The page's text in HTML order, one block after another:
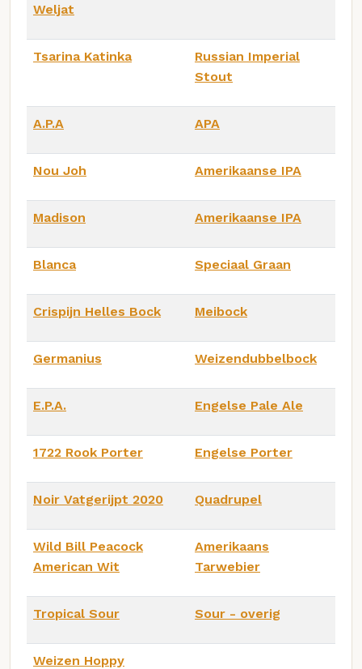
Weljat
Tsarina Katinka
Russian Imperial
Stout
A.P.A APA
Nou Joh Amerikaanse IPA
Madison Amerikaanse IPA
Blanca Speciaal Graan
Crispijn Helles Bock Meibock
Germanius Weizendubbelbock
E.P.A. Engelse Pale Ale
1722 Rook Porter Engelse Porter
Noir Vatgerijpt 2020 Quadrupel
Wild Bill Peacock
American Wit
Amerikaans
Tarwebier
Tropical Sour Sour - overig
Weizen Hoppy